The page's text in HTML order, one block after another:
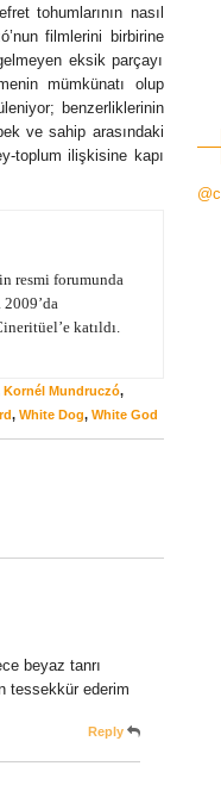
tohumlarının nasıl
filmlerini birbirine
eksik parçayı
mümkünatı olup
benzerliklerinin
ve sahip arasındaki
toplum ilişkisine kapı
resmi forumunda
katıldı.
Kornél Mundruczó,
, White Dog, White God
beyaz tanrı
tessekkür ederim
Reply